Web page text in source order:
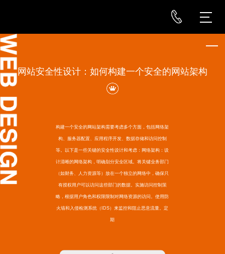
网站安全性设计：如何构建一个安全的网站架构
构建一个安全的网站架构需要考虑多个方面，包括网络架
构、服务器配置、应用程序开发、数据存储和访问控制
等。以下是一些关键的安全性设计和考虑：网络架构：设
计清晰的网络架构，明确划分安全区域。将关键业务部门
（如财务、人力资源等）放在一个独立的网络中，确保只
有授权用户可以访问这些部门的数据。实施访问控制策
略，根据用户角色和权限限制对网络资源的访问。使用防
火墙和入侵检测系统（IDS）来监控和阻止恶意流量。定
期